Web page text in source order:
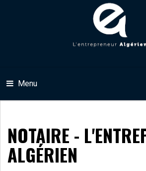
Menu
NOTAIRE -
ALGÉRIEN